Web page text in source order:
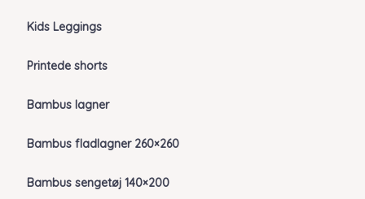
Kids Leggings
Printede shorts
Bambus lagner
Bambus fladlagner 260×260
Bambus sengetøj 140×200